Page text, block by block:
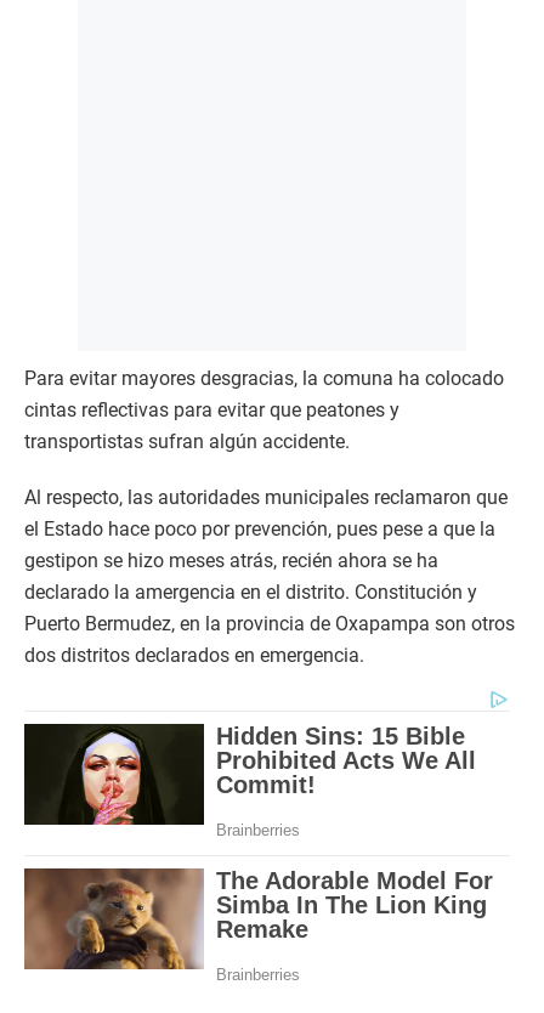
Para evitar mayores desgracias, la comuna ha colocado
cintas reflectivas para evitar que peatones y
transportistas sufran algún accidente.
Al respecto, las autoridades municipales reclamaron que
el Estado hace poco por prevención, pues pese a que la
gestipon se hizo meses atrás, recién ahora se ha
declarado la amergencia en el distrito. Constitución y
Puerto Bermudez, en la provincia de Oxapampa son otros
dos distritos declarados en emergencia.